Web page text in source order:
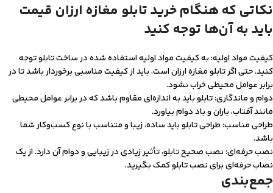
نکاتی که هنگام خرید تابلو مغازه ارزان قیمت
باید به آن‌ها توجه کنید
کیفیت مواد اولیه: به کیفیت مواد اولیه استفاده شده در ساخت تابلو توجه
کنید. حتی اگر تابلو مغازه ارزان است، باید از کیفیت مناسبی برخوردار باشد تا در
برابر عوامل محیطی خراب نشود.
دوام و ماندگاری: تابلو باید به اندازه‌ای مقاوم باشد که در برابر عوامل محیطی
مانند آفتاب، باران و باد دوام بیاورد.
طراحی مناسب: طراحی تابلو باید ساده، زیبا و متناسب با نوع کسب‌وکار شما
باشد.
نصب حرفه‌ای: نصب صحیح تابلو، تأثیر زیادی در زیبایی و دوام آن دارد. از یک
نصاب حرفه‌ای برای نصب تابلو کمک بگیرید.
جمع‌بندی